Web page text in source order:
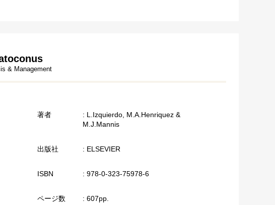
& Management
著者
: L.Izquierdo, M.A.Henriquez &
M.J.Mannis
出版社 : ELSEVIER
ISBN : 978-0-323-75978-6
ページ数 : 607pp.